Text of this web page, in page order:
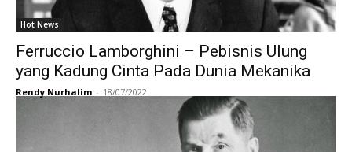
Hot News
Ferruccio Lamborghini – Pebisnis Ulung
yang Kadung Cinta Pada Dunia Mekanika
Rendy Nurhalim - 18/07/2022